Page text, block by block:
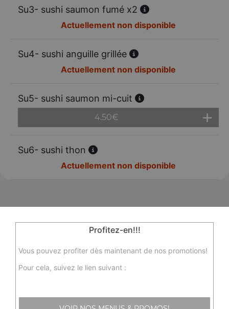
Su3- sushi saumon fumé x2
Actuellement non disponible
Su4- sushi anguille grillée
Actuellement non disponible
Su5- sushi saumon mi-cuit
4.50€
Su6- sushi thon
Actuellement non disponible
Profitez-en!!!
Vous pouvez profiter dès maintenant de nos promotions!
Pour cela, suivez le lien suivant :